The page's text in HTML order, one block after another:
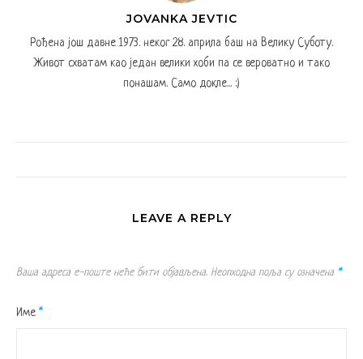
JOVANKA JEVTIC
Рођена још давне 1973. неког 28. априла баш на Велику Суботу.
Живот схватам као један велики хоби па се вероватно и тако
понашам. Само докле... :)
LEAVE A REPLY
Ваша адреса е-поште неће бити објављена. Неопходна поља су означена *
Име *